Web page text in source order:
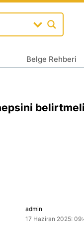
Belge Rehberi
admin
17 Haziran 2025: